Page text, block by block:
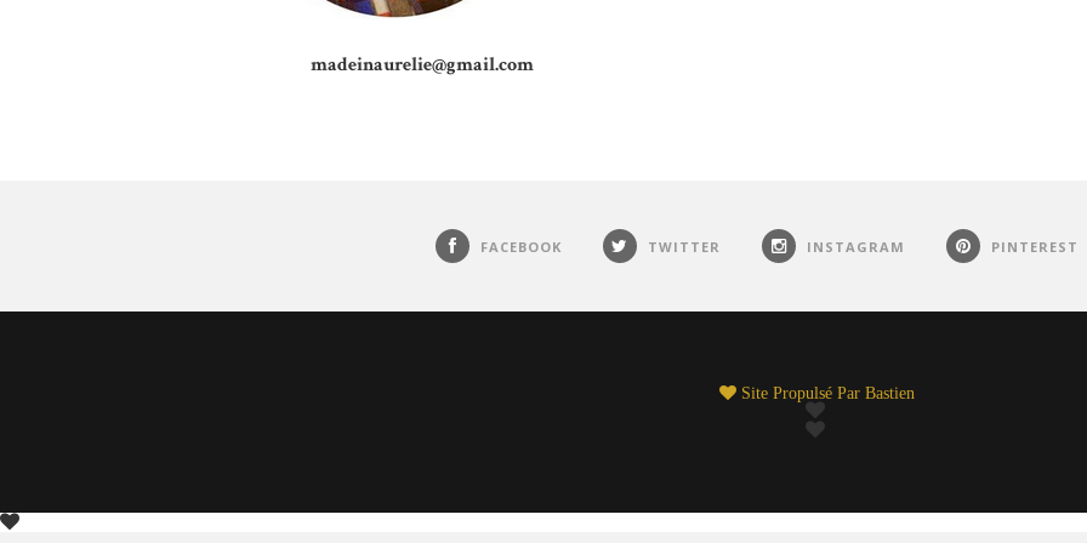
madeinaurelie@gmail.com
FACEBOOK TWITTER INSTAGRAM PINTEREST
Site Propulsé Par Bastien